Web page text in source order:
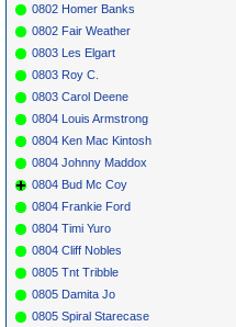
0802 Homer Banks
0802 Fair Weather
0803 Les Elgart
0803 Roy C.
0803 Carol Deene
0804 Louis Armstrong
0804 Ken Mac Kintosh
0804 Johnny Maddox
0804 Bud Mc Coy
0804 Frankie Ford
0804 Timi Yuro
0804 Cliff Nobles
0805 Tnt Tribble
0805 Damita Jo
0805 Spiral Starecase